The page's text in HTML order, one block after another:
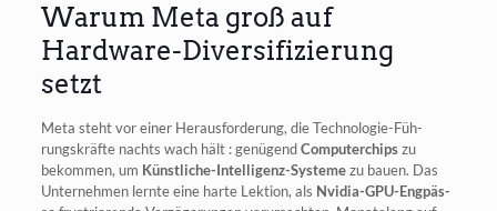
Warum Meta groß auf
Hardware-Diversifizierung
setzt
Meta steht vor einer Her­aus­for­de­rung, die Tech­no­lo­gie-Füh­
rungs­kräf­te nachts wach hält : genü­gendCom­pu­ter­chipszu
bekom­men, um Künst­li­che-Intel­li­genz-Sys­te­mezu bau­en. Das
Unter­neh­men lern­te eine har­te Lek­ti­on, als Nvi­dia-GPU-Eng­päs­